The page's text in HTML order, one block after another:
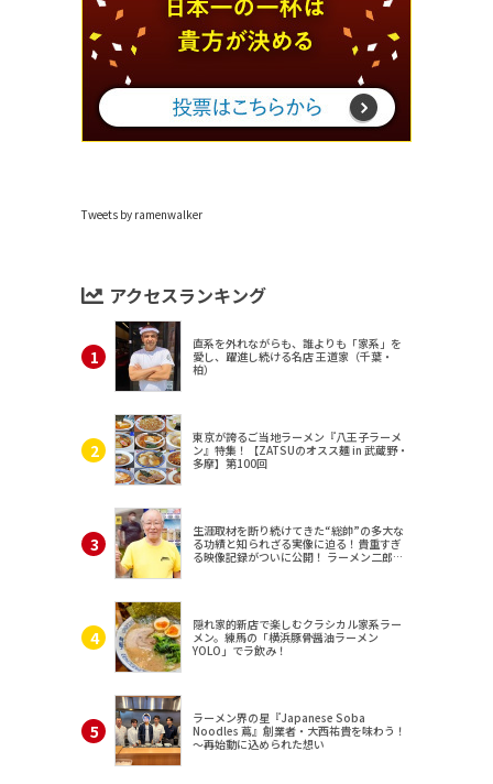
Tweets by ramenwalker
アクセスランキング
直系を外れながらも、誰よりも「家系」を
愛し、躍進し続ける名店 王道家（千葉・
柏）
東京が誇るご当地ラーメン『八王子ラーメ
ン』特集！【ZATSUのオスス麺 in 武蔵野・
多摩】第100回
生涯取材を断り続けてきた“総帥”の多大な
る功績と知られざる実像に迫る！貴重すぎ
る映像記録がついに公開！ ラーメン二郎
隠れ家的新店で楽しむクラシカル家系ラー
メン。練馬の「横浜豚骨醤油ラーメン
YOLO」でラ飲み！
ラーメン界の星『Japanese Soba
Noodles 蔦』創業者・大西祐貴を味わう！
～再始動に込められた想い